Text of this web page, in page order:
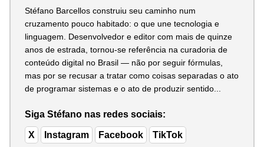
Stéfano Barcellos construiu seu caminho num
cruzamento pouco habitado: o que une tecnologia e
linguagem. Desenvolvedor e editor com mais de quinze
anos de estrada, tornou-se referência na curadoria de
conteúdo digital no Brasil — não por seguir fórmulas,
mas por se recusar a tratar como coisas separadas o ato
de programar sistemas e o ato de produzir sentido...
Siga Stéfano nas redes sociais:
X Instagram Facebook TikTok